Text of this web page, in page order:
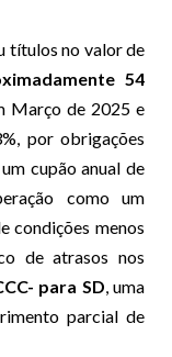
títulos no valor de
54
Março de 2025 e
por obrigações
cupão anual de
como um
condições menos
de atrasos nos
para SD, uma
parcial de